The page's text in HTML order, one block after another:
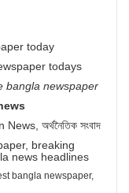
today
todays
bangla newspaper
অর্থনৈতিক সংবাদ
breaking
news headlines
bangla newspaper,